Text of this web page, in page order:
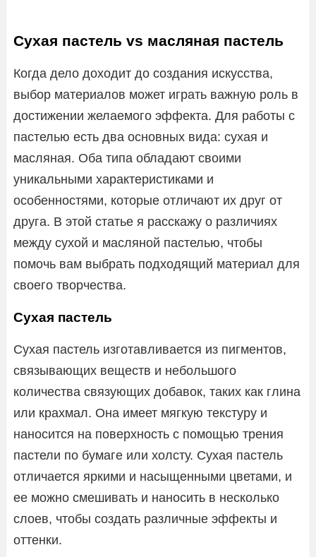
Сухая пастель vs масляная пастель
Когда дело доходит до создания искусства,
выбор материалов может играть важную роль в
достижении желаемого эффекта. Для работы с
пастелью есть два основных вида: сухая и
масляная. Оба типа обладают своими
уникальными характеристиками и
особенностями, которые отличают их друг от
друга. В этой статье я расскажу о различиях
между сухой и масляной пастелью, чтобы
помочь вам выбрать подходящий материал для
своего творчества.
Сухая пастель
Сухая пастель изготавливается из пигментов,
связывающих веществ и небольшого
количества связующих добавок, таких как глина
или крахмал. Она имеет мягкую текстуру и
наносится на поверхность с помощью трения
пастели по бумаге или холсту. Сухая пастель
отличается яркими и насыщенными цветами, и
ее можно смешивать и наносить в несколько
слоев, чтобы создать различные эффекты и
оттенки.